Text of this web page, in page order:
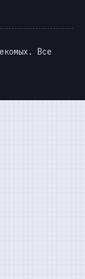
Все